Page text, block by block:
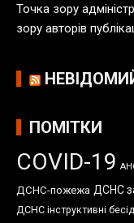
Точка зору
зору авторів
ПОМІТКИ
COVID-19
ДСНС-пожежа ДСНС
ДСНС інструктивні